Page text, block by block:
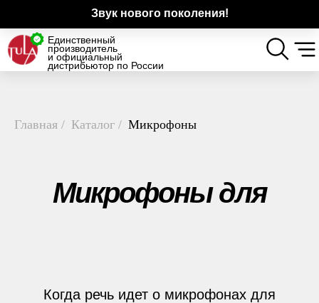
Звук нового поколения!
Единственный
производитель
и официальный
дистрибьютор по России
Главная / Каталог / Микрофоны
Микрофоны для
Когда речь идет о микрофонах для